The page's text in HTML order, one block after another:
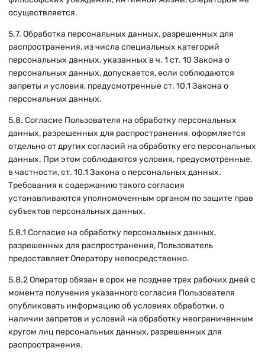
осуществляется.
5.7. Обработка персональных данных, разрешенных для
распространения, из числа специальных категорий
персональных данных, указанных в ч. 1 ст. 10 Закона о
персональных данных, допускается, если соблюдаются
запреты и условия, предусмотренные ст. 10.1 Закона о
персональных данных.
5.8. Согласие Пользователя на обработку персональных
данных, разрешенных для распространения, оформляется
отдельно от других согласий на обработку его персональных
данных. При этом соблюдаются условия, предусмотренные,
в частности, ст. 10.1 Закона о персональных данных.
Требования к содержанию такого согласия
устанавливаются уполномоченным органом по защите прав
субъектов персональных данных.
5.8.1 Согласие на обработку персональных данных,
разрешенных для распространения, Пользователь
предоставляет Оператору непосредственно.
5.8.2 Оператор обязан в срок не позднее трех рабочих дней с
момента получения указанного согласия Пользователя
опубликовать информацию об условиях обработки, о
наличии запретов и условий на обработку неограниченным
кругом лиц персональных данных, разрешенных для
распространения.